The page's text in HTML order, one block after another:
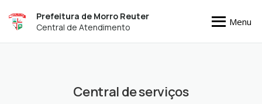
Prefeitura de Morro Reuter
Central de Atendimento
Menu
Central de serviços